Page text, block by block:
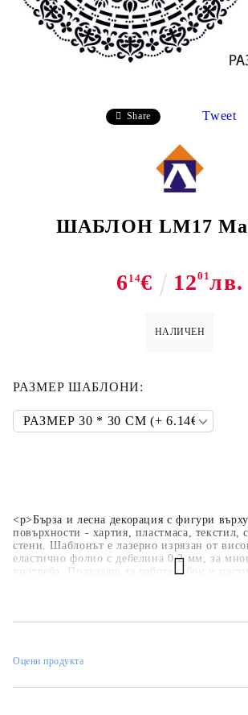
Share Tweet
ШАБЛОН LM17
614€ 1201лв.
НАЛИЧЕН
<p>Бърза и лесна декорация с фигури
повърхности - хартия, пластмаса, текстил,
стени. Шаблонът е лазерно изрязан от
еластично фолио с дебелина 0,2 мм, за
употреба. Подходящ за работа с бои и
РАЗМЕР ШАБЛОНИ:
Оцени продукта